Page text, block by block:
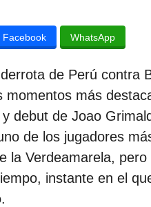
Facebook WhatsApp
de Perú contra
momentos más
debut de Joao
de los jugadores
la Verdeamarela,
instante en el